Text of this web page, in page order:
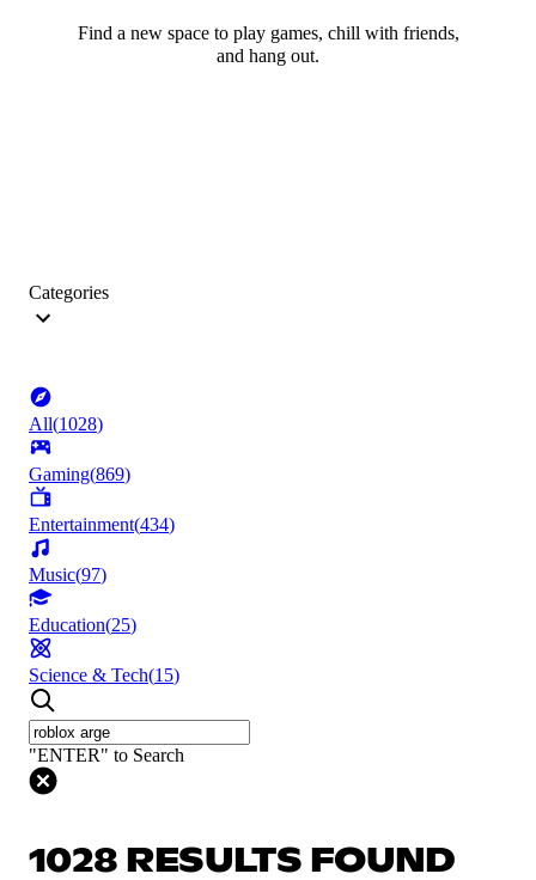
Find a new space to play games, chill with friends,
and hang out.
Categories
All(1028)
Gaming(869)
Entertainment(434)
Music(97)
Education(25)
Science & Tech(15)
"ENTER" to Search
1028 RESULTS FOUND